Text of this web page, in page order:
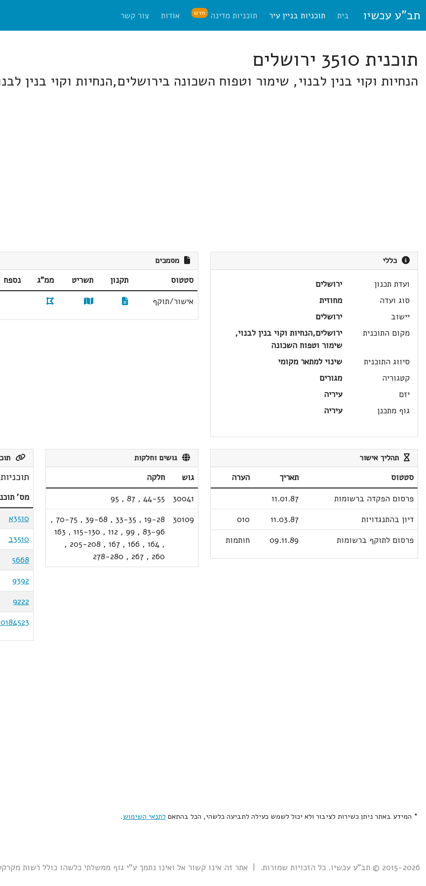
תב"ע עכשיו בית תוכניות בניין עיר תוכניות מדינה חדש אודות צור קשר
תוכנית 3510 ירושלים
הנחיות וקוי בנין לבנוי, שימור וטפוח השכונה בירושלים,הנחיות וקוי בנין
כללי
ועדת תכנון
ירושלים
סוג ועדה
מחוזית
יישוב
ירושלים
מקום התוכנית
ירושלים,הנחיות וקוי בנין לבנוי,
שימור וטפוח השכונה
סיווג התוכנית
שינוי למתאר מקומי
קטגוריה
מגורים
יזם
עיריה
גוף מתכנן
עיריה
מסמכים
סטטוס תקנון תשריט ממ"ג
נספח
אישור/תוקף
תהליך אישור
סטטוס תאריך
הערה
פרסום הפקדה ברשומות
11.01.87
דיון בהתנגדויות
11.03.87
010
פרסום לתוקף ברשומות
09.11.89 חותמות
גושים וחלקות
גוש
חלקה
30041
44-55
,
87
,
95
30109
19-28
,
33-35
,
39-68
,
70-75
,
83-96
,
99
,
112
,
115-130
,
163
,
164
,
166
,
167
,
205-208
,
260
,
267
,
278-280
מס'
3510א
3510ב
5668
9392
9222
* המידע באתר ניתן כשירות לציבור ולא יכול לשמש כעילה לתביעה כלשהי, הכל בהתאם לתנאי השימוש.
2015-2026 © תב"ע עכשיו. כל הזכויות שמורות. | אתר זה אינו קשור אל ואינו נתמך ע"י גוף ממשלתי כלשהו כולל רשות מקרקעי ישראל. |